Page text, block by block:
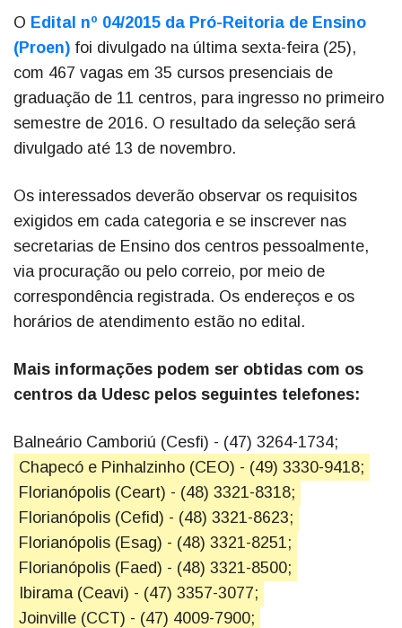
O Edital nº 04/2015 da Pró-Reitoria de Ensino
(Proen) foi divulgado na última sexta-feira (25),
com 467 vagas em 35 cursos presenciais de
graduação de 11 centros, para ingresso no primeiro
semestre de 2016. O resultado da seleção será
divulgado até 13 de novembro.
Os interessados deverão observar os requisitos
exigidos em cada categoria e se inscrever nas
secretarias de Ensino dos centros pessoalmente,
via procuração ou pelo correio, por meio de
correspondência registrada. Os endereços e os
horários de atendimento estão no edital.
Mais informações podem ser obtidas com os
centros da Udesc pelos seguintes telefones:
Balneário Camboriú (Cesfi) - (47) 3264-1734;
Chapecó e Pinhalzinho (CEO) - (49) 3330-9418;
Florianópolis (Ceart) - (48) 3321-8318;
Florianópolis (Cefid) - (48) 3321-8623;
Florianópolis (Esag) - (48) 3321-8251;
Florianópolis (Faed) - (48) 3321-8500;
Ibirama (Ceavi) - (47) 3357-3077;
Joinville (CCT) - (47) 4009-7900;